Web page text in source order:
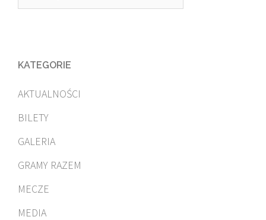
KATEGORIE
AKTUALNOŚCI
BILETY
GALERIA
GRAMY RAZEM
MECZE
MEDIA